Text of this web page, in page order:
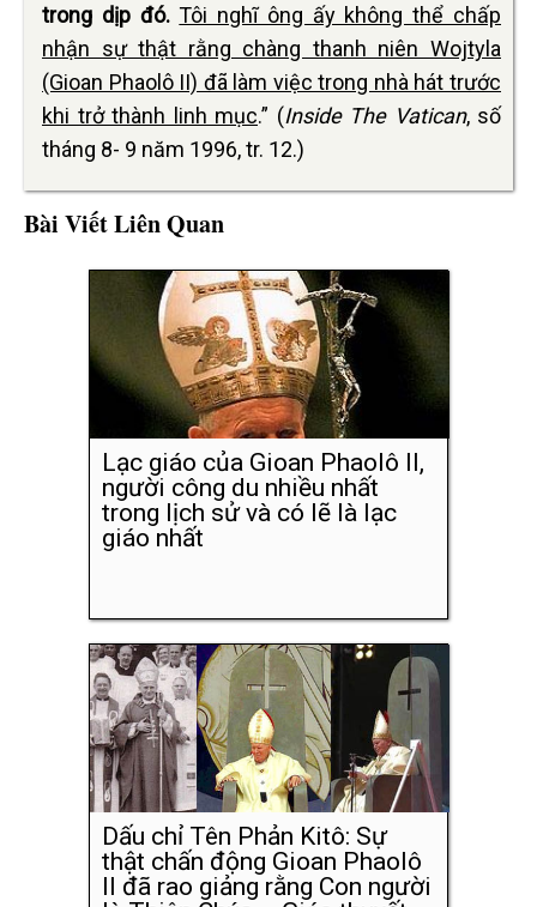
trong dịp đó. Tôi nghĩ ông ấy không thể chấp
nhận sự thật rằng chàng thanh niên Wojtyla
(Gioan Phaolô II) đã làm việc trong nhà hát trước
khi trở thành linh mục.” (Inside The Vatican, số
tháng 8- 9 năm 1996, tr. 12.)
Bài Viết Liên Quan
Lạc giáo của Gioan Phaolô II,
người công du nhiều nhất
trong lịch sử và có lẽ là lạc
giáo nhất
Dấu chỉ Tên Phản Kitô: Sự
thật chấn động Gioan Phaolô
II đã rao giảng rằng Con người